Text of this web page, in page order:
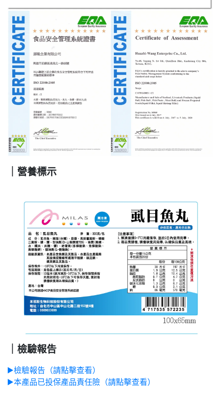
｜營養標示
｜檢驗報告
▶️檢驗報告（請點擊查看）
▶️本產品已投保產品責任險（請點擊查看）